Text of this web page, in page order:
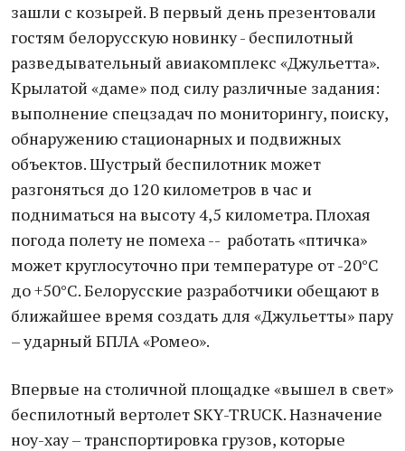
зашли с козырей. В первый день презентовали
гостям белорусскую новинку - беспилотный
разведывательный авиакомплекс «Джульетта».
Крылатой «даме» под силу различные задания:
выполнение спецзадач по мониторингу, поиску,
обнаружению стационарных и подвижных
объектов. Шустрый беспилотник может
разгоняться до 120 километров в час и
подниматься на высоту 4,5 километра. Плохая
погода полету не помеха -- работать «птичка»
может круглосуточно при температуре от -20°С
до +50°С. Белорусские разработчики обещают в
ближайшее время создать для «Джульетты» пару
– ударный БПЛА «Ромео».
Впервые на столичной площадке «вышел в свет»
беспилотный вертолет SKY-TRUCK. Назначение
ноу-хау – транспортировка грузов, которые